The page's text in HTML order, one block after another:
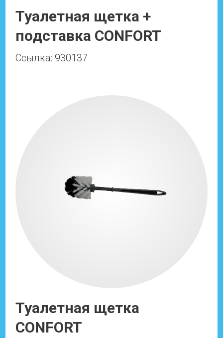
Туалетная щетка +
подставка CONFORT
Ссылка: 930137
Туалетная щетка
CONFORT